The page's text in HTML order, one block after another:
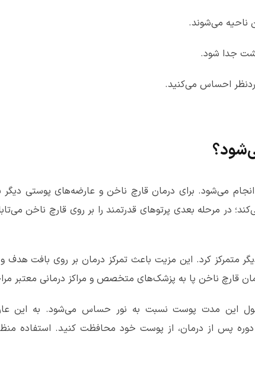
ناحیه می‌شوند‌.
جدا شود.
احساس می‌کنید.
می‌شود. برای درمان قارچ ناخن و عارضه‌های پوستی دیگر
در مرحله بعدی پرتوهای قدرتمند را بر روی قارچ ناخن
متمرکز کرد. این مزیت باعث تمرکز درمان بر روی بافت
قارچ ناخن پا به پزشک‌های متخصص و مراکز درمانی معتبر
این مدت پوست نسبت به نور حساس می‌شود. به این
دوره پس از درمان، از پوست خود محافظت کنید. استفاده